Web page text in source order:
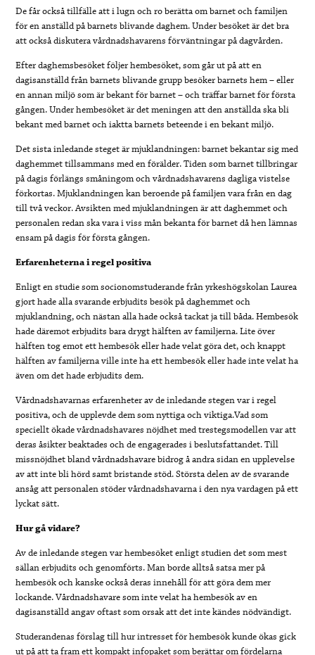
De får också tillfälle att i lugn och ro berätta om barnet och familjen
för en anställd på barnets blivande daghem.Under besöket är det bra
att också diskutera vårdnadshavarens förväntningar på dagvården.
Efter daghemsbesöket följer hembesöket,som går ut på att en
dagisanställd från barnets blivande grupp besöker barnets hem – eller
en annan miljö som är bekant för barnet – och träffar barnet för första
gången.Under hembesöket är det meningen att den anställda ska bli
bekant med barnet och iaktta barnets beteende i en bekant miljö.
Det sista inledande steget är mjuklandningen: barnet bekantar sig med
daghemmet tillsammans med en förälder.Tiden som barnet tillbringar
på dagis förlängs småningom och vårdnadshavarens dagliga vistelse
förkortas. Mjuklandningen kan beroende på familjen vara från en dag
till två veckor.Avsikten med mjuklandningen är att daghemmet och
personalen redan ska vara i viss mån bekanta för barnet då hen lämnas
ensam på dagis för första gången.
Erfarenheterna i regel positiva
Enligt en studie som socionomstuderande från yrkeshögskolan Laurea
gjort hade alla svarande erbjudits besök på daghemmet och
mjuklandning, och nästan alla hade också tackat ja till båda.Hembesök
hade däremot erbjudits bara drygt hälften av familjerna.Lite över
hälften tog emot ett hembesök eller hade velat göra det, och knappt
hälften av familjerna ville inte ha ett hembesök eller hade inte velat ha
även om det hade erbjudits dem.
Vårdnadshavarnas erfarenheter av de inledande stegen var i regel
positiva, och de upplevde dem som nyttiga och viktiga.Vad som
speciellt ökade vårdnadshavares nöjdhet med trestegsmodellen var att
deras åsikter beaktades och de engagerades i beslutsfattandet.Till
missnöjdhet bland vårdnadshavare bidrog å andra sidan en upplevelse
av att inte bli hörd samt bristande stöd.Största delen av de svarande
ansåg att personalen stöder vårdnadshavarna i den nya vardagen på ett
lyckat sätt.
Hur gå vidare?
Av de inledande stegen var hembesöket enligt studien det som mest
sällan erbjudits och genomförts. Man borde alltså satsa mer på
hembesök och kanske också deras innehåll för att göra dem mer
lockande.Vårdnadshavare som inte velat ha hembesök av en
dagisanställd angav oftast som orsak att det inte kändes nödvändigt.
Studerandenas förslag till hur intresset för hembesök kunde ökas gick
ut på att ta fram ett kompakt infopaket som berättar om fördelarna